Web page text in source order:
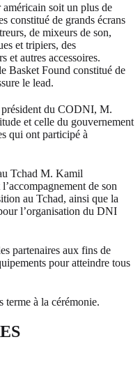
soit un plus de
constitué de grands écrans
de mixeurs de son,
et tripiers, des
et autres accessoires.
Basket Found constitué de
le lead.
du CODNI, M.
et celle du gouvernement
qui ont participé à
Tchad M. Kamil
de son
au Tchad, ainsi que la
l’organisation du DNI
partenaires aux fins de
pour atteindre tous
terme à la cérémonie.